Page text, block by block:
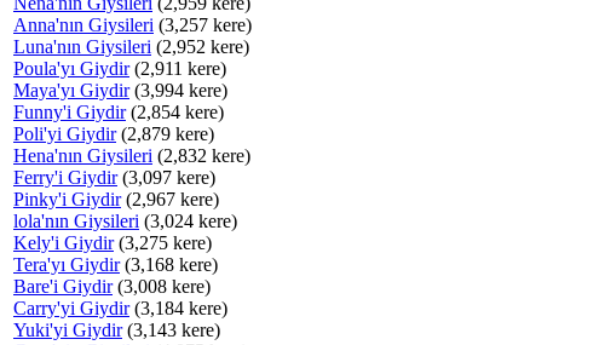
Anna'nın Giysileri (3,257 kere)
Luna'nın Giysileri (2,952 kere)
Poula'yı Giydir(2,911 kere)
Maya'yı Giydir(3,994 kere)
Funny'i Giydir(2,854 kere)
Poli'yi Giydir(2,879 kere)
Hena'nın Giysileri (2,832 kere)
Ferry'i Giydir(3,097 kere)
Pinky'i Giydir(2,967 kere)
lola'nın Giysileri (3,024 kere)
Kely'i Giydir(3,275 kere)
Tera'yı Giydir(3,168 kere)
Bare'i Giydir(3,008 kere)
Carry'yi Giydir(3,184 kere)
Yuki'yi Giydir(3,143 kere)